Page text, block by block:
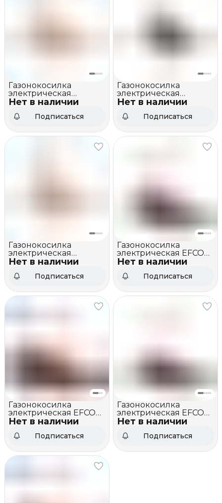
Нет в наличии
Газонокосилка
электрическая
VILLARTEC ME 1840
Подписаться
Нет в наличии
Газонокосилка
электрическая
VILLARTEC ME 1843
Подписаться
Нет в наличии
Газонокосилка
электрическая
VILLARTEC ME 1637
Подписаться
Нет в наличии
Газонокосилка
электрическая EFCO
PR 40 SE
Подписаться
Нет в наличии
Газонокосилка
электрическая EFCO
LR 44 PE Comfort Plus
Подписаться
Нет в наличии
Газонокосилка
электрическая EFCO
PR 35 SE
Подписаться